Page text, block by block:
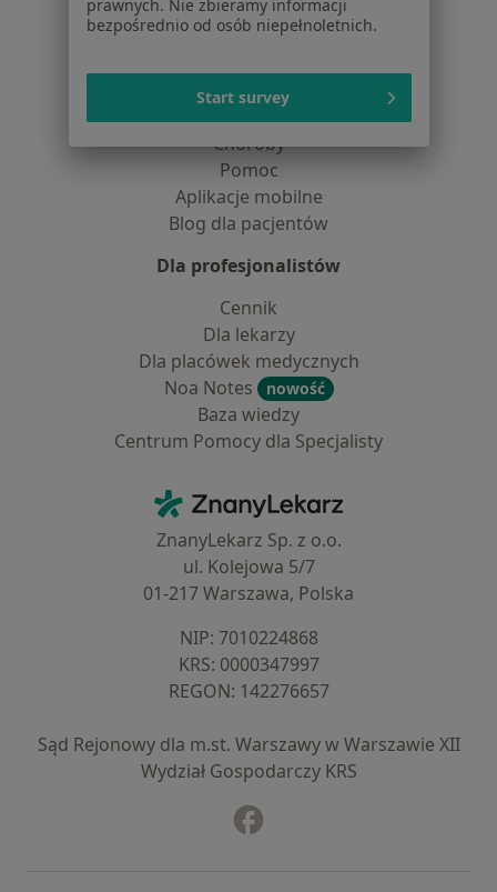
Lekarze
Pytania i odpowiedzi
Usługi i zabiegi
Choroby
Pomoc
Aplikacje mobilne
Blog dla pacjentów
Dla profesjonalistów
Cennik
Dla lekarzy
Dla placówek medycznych
Noa Notes
nowość
Baza wiedzy
Centrum Pomocy dla Specjalisty
ZnanyLekarz - Strona główna
ZnanyLekarz Sp. z o.o.
ul. Kolejowa 5/7
01-217 Warszawa, Polska
NIP: ⁠7010224868
KRS: ⁠0000347997
REGON: ⁠142276657
Sąd Rejonowy dla m.st. Warszawy w Warszawie XII
Wydział Gospodarczy KRS
prawnych. Nie zbieramy informacji
bezpośrednio od osób niepełnoletnich.
Start survey